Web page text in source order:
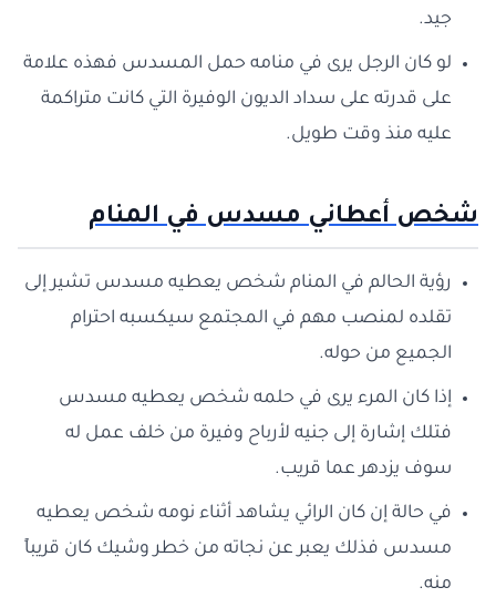
جيد.
لو كان الرجل يرى في منامه حمل المسدس فهذه علامة
على قدرته على سداد الديون الوفيرة التي كانت متراكمة
عليه منذ وقت طويل.
شخص أعطاني مسدس في المنام
رؤية الحالم في المنام شخص يعطيه مسدس تشير إلى
تقلده لمنصب مهم في المجتمع سيكسبه احترام
الجميع من حوله.
إذا كان المرء يرى في حلمه شخص يعطيه مسدس
فتلك إشارة إلى جنيه لأرباح وفيرة من خلف عمل له
سوف يزدهر عما قريب.
في حالة إن كان الرائي يشاهد أثناء نومه شخص يعطيه
مسدس فذلك يعبر عن نجاته من خطر وشيك كان قريباً
منه.